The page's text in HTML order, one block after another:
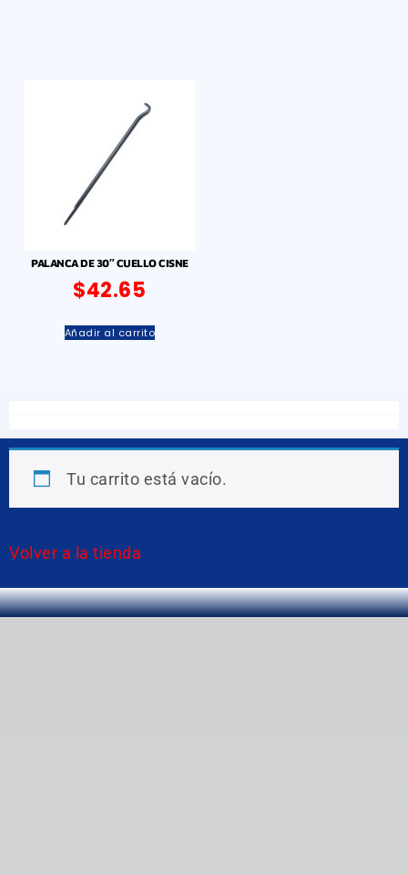
PALANCA DE 30″ CUELLO CISNE
$42.65
Añadir al carrito
Tu carrito está vacío.
Volver a la tienda